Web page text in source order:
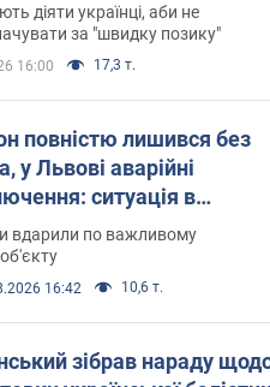
діяти українці, аби не
за "швидку позику"
16:00 17,3 т.
повністю лишився без
у Львові аварійні
ситуація в
6 серпня
вдарили по важливому
16:42 10,6 т.
зібрав нараду